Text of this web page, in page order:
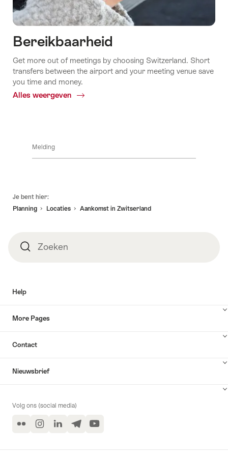
Bereikbaarheid
Get more out of meetings by choosing Switzerland. Short
transfers between the airport and your meeting venue save
you time and money.
Alles weergeven
Common.Of
Melding
Je bent hier:
Planning
Locaties Aankomst in Zwitserland
ZoekenZoeken
Help
More Pages
Contact
Nieuwsbrief
Volg ons (social media)
Flickr InstagramLinkedInTelegramYouTube